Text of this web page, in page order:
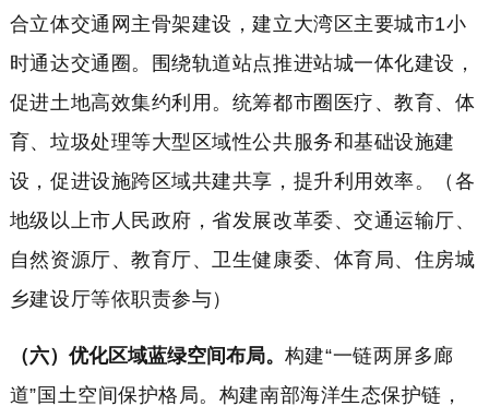
合立体交通网主骨架建设，建立大湾区主要城市1小
时通达交通圈。围绕轨道站点推进站城一体化建设，
促进土地高效集约利用。统筹都市圈医疗、教育、体
育、垃圾处理等大型区域性公共服务和基础设施建
设，促进设施跨区域共建共享，提升利用效率。（各
地级以上市人民政府，省发展改革委、交通运输厅、
自然资源厅、教育厅、卫生健康委、体育局、住房城
乡建设厅等依职责参与）
（六）优化区域蓝绿空间布局。 构建“一链两屏多廊
道”国土空间保护格局。构建南部海洋生态保护链，